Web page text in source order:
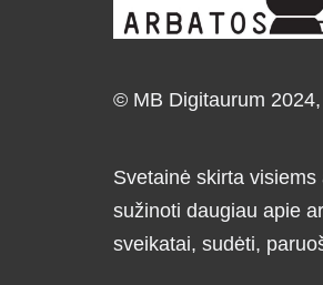
© MB Digitaurum 2024,
Svetainė skirta
sužinoti daugiau apie
sveikatai, sudėti,